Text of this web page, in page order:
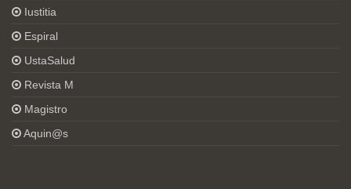
Iustitia
Espiral
UstaSalud
Revista M
Magistro
Aquin@s